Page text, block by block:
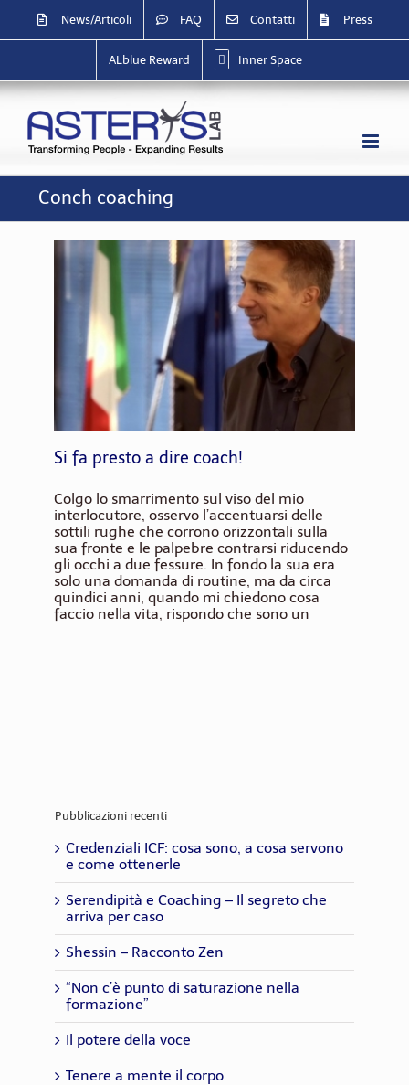
contenuto
News/Articoli FAQ Contatti Press
ALblue Reward Inner Space
Conch coaching
Si fa presto a dire coach!
Colgo lo smarrimento sul viso del mio
interlocutore, osservo l’accentuarsi delle
sottili rughe che corrono orizzontali sulla
sua fronte e le palpebre contrarsi riducendo
gli occhi a due fessure. In fondo la sua era
solo una domanda di routine, ma da circa
quindici anni, quando mi chiedono cosa
faccio nella vita, rispondo che sono un
Pubblicazioni recenti
Credenziali ICF: cosa sono, a cosa servono
e come ottenerle
Serendipità e Coaching – Il segreto che
arriva per caso
Shessin – Racconto Zen
“Non c’è punto di saturazione nella
formazione”
Il potere della voce
Tenere a mente il corpo